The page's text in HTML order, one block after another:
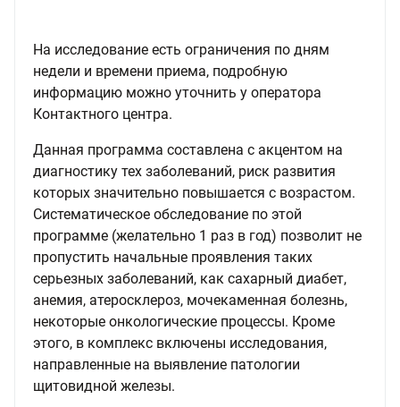
На исследование есть ограничения по дням
недели и времени приема, подробную
информацию можно уточнить у оператора
Контактного центра.
Данная программа составлена с акцентом на
диагностику тех заболеваний, риск развития
которых значительно повышается с возрастом.
Систематическое обследование по этой
программе (желательно 1 раз в год) позволит не
пропустить начальные проявления таких
серьезных заболеваний, как сахарный диабет,
анемия, атеросклероз, мочекаменная болезнь,
некоторые онкологические процессы. Кроме
этого, в комплекс включены исследования,
направленные на выявление патологии
щитовидной железы.